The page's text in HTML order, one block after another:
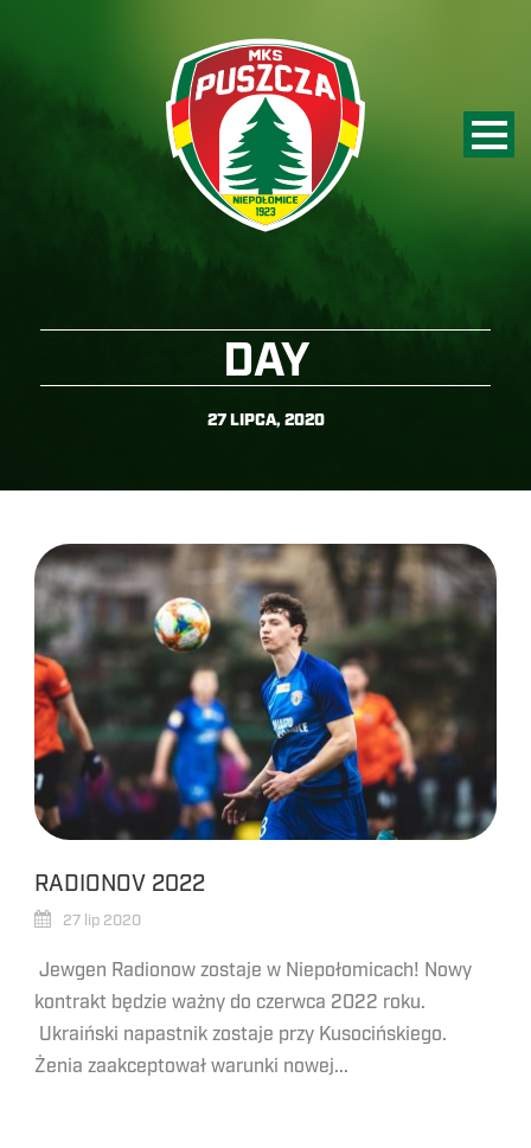
DAY
27 LIPCA, 2020
RADIONOV 2022
27 lip 2020
Jewgen Radionow zostaje w Niepołomicach! Nowy
kontrakt będzie ważny do czerwca 2022 roku.
Ukraiński napastnik zostaje przy Kusocińskiego.
Żenia zaakceptował warunki nowej...